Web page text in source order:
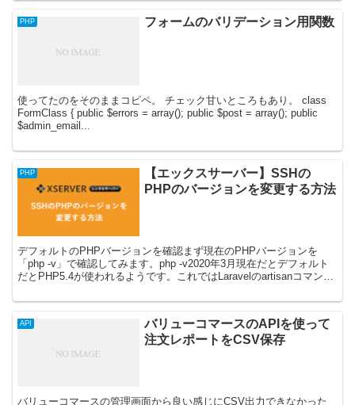
PHP フォームのバリデーション用関数
使ってたのをそのままコピペ。 チェック甘いところもあり。 class
FormClass { public $errors = array(); public $post = array(); public
$admin_email...
PHP
【エックスサーバー】SSHの
PHPのバージョンを変更する方法
デフォルトのPHPバージョンを確認まず現在のPHPバージョンを
「php -v」で確認してみます。php -v2020年3月現在だとデフォルト
だとPHP5.4が使われるようです。これではLaravelのartisanコマンド
API
バリューコマースのAPIを使って
注文レポートをCSV保存
バリューコマースの管理画面から良い感じにCSV出力できなかった